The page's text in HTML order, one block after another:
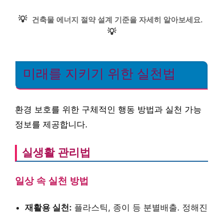
💡 건축물 에너지 절약 설계 기준을 자세히 알아보세요.
💡
미래를 지키기 위한 실천법
환경 보호를 위한 구체적인 행동 방법과 실천 가능
정보를 제공합니다.
실생활 관리법
일상 속 실천 방법
재활용 실천: 플라스틱, 종이 등 분별배출. 정해진